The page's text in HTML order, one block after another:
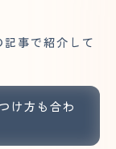
事で紹介して
け方も合わ